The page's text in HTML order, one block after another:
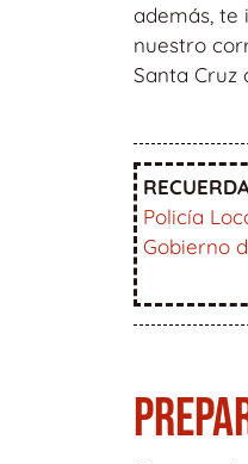
además, te
nuestro
Santa Cruz
Policía
Gobierno